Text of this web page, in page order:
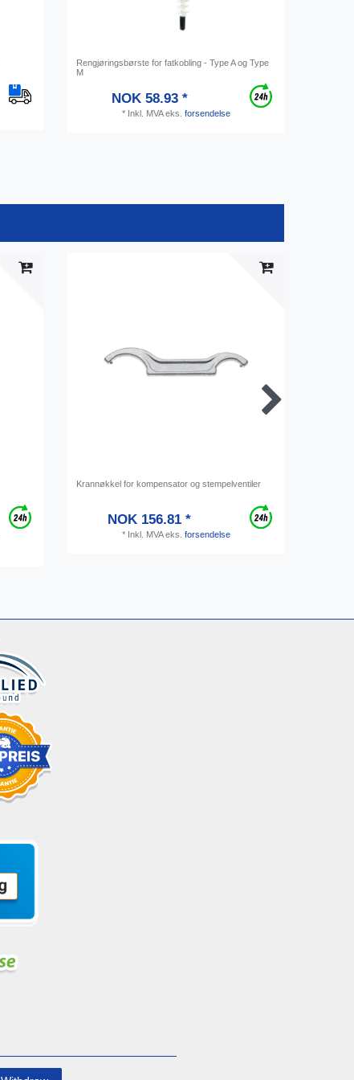
Rengjøringsbørste for fatkobling - Type A og Type
M
NOK 58.93 *
* Inkl. MVAeks. forsendelse
Krannøkkel for kompensator og stempelventiler
NOK 156.81 *
* Inkl. MVAeks. forsendelse